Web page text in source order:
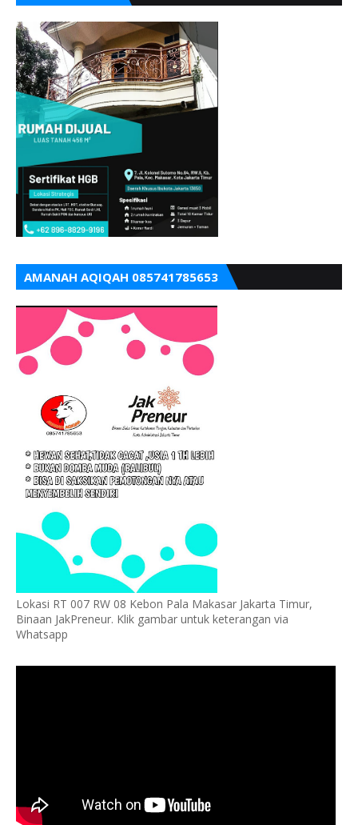
AMANAH AQIQAH 085741785653
Lokasi RT 007 RW 08 Kebon Pala Makasar Jakarta Timur,
Binaan JakPreneur. Klik gambar untuk keterangan via
Whatsapp